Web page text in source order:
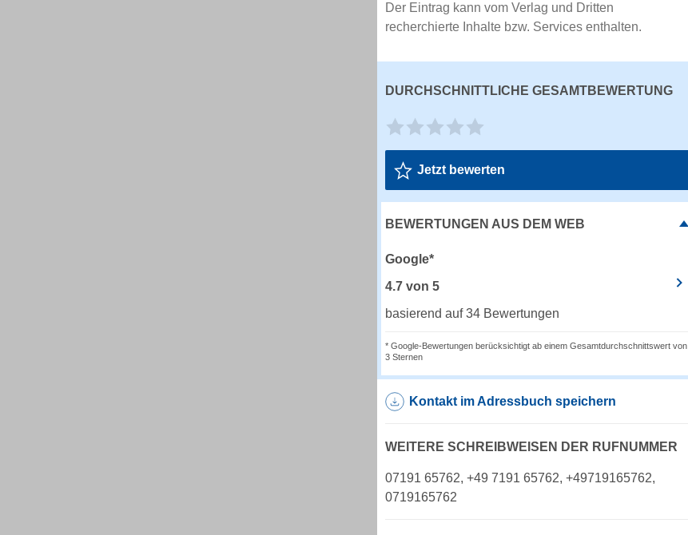
Der Eintrag kann vom Verlag und Dritten
recherchierte Inhalte bzw. Services enthalten.
DURCHSCHNITTLICHE GESAMTBEWERTUNG
Jetzt bewerten
BEWERTUNGEN AUS DEM WEB
Google*
4.7 von 5
basierend auf 34 Bewertungen
* Google-Bewertungen berücksichtigt ab einem Gesamtdurchschnittswert von
3 Sternen
Kontakt im Adressbuch speichern
WEITERE SCHREIBWEISEN DER RUFNUMMER
07191 65762, +49 7191 65762, +49719165762,
0719165762